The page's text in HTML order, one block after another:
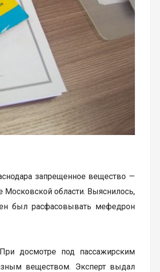
запрещенное вещество —
области. Выяснилось,
был расфасовывать мефедрон
досмотре под пассажирским
веществом. Эксперт выдал